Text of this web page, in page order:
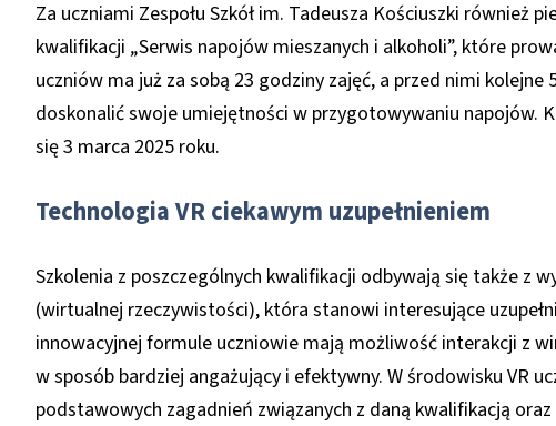
Za uczniami Zespołu Szkół im. Tadeusza Kościuszki również
kwalifikacji „Serwis napojów mieszanych i alkoholi”, które
uczniów ma już za sobą 23 godziny zajęć, a przed nimi
doskonalić swoje umiejętności w przygotowywaniu napojów.
się 3 marca 2025 roku.
Technologia VR ciekawym uzupełnieniem
Szkolenia z poszczególnych kwalifikacji odbywają się także z
(wirtualnej rzeczywistości), która stanowi interesujące
innowacyjnej formule uczniowie mają możliwość interakcji z
w sposób bardziej angażujący i efektywny. W środowisku VR
podstawowych zagadnień związanych z daną kwalifikacją